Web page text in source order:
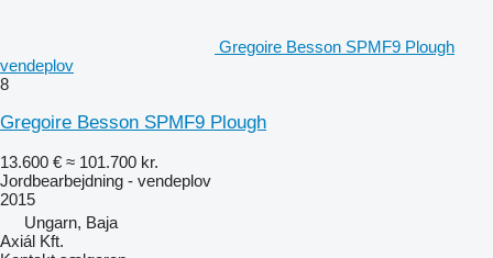
Gregoire Besson SPMF9 Plough
vendeplov
8
Gregoire Besson SPMF9 Plough
13.600 € ≈ 101.700 kr.
Jordbearbejdning - vendeplov
2015
Ungarn, Baja
Axiál Kft.